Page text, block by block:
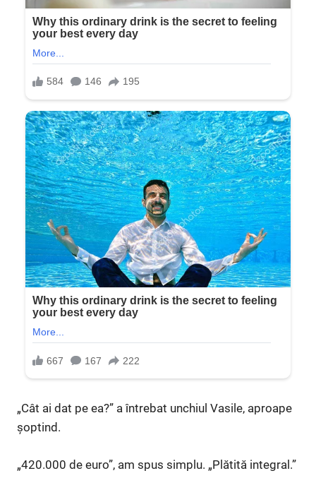
„Cât ai dat pe ea?” a întrebat unchiul Vasile, aproape
șoptind.
„420.000 de euro”, am spus simplu. „Plătită integral.”